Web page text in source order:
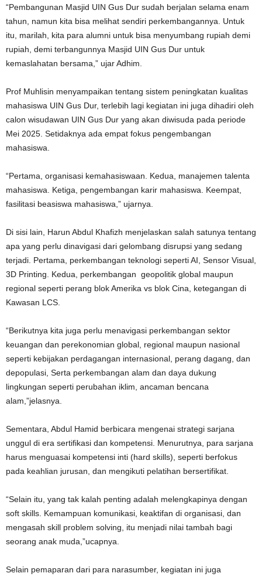
“Pembangunan Masjid UIN Gus Dur sudah berjalan selama enam
tahun, namun kita bisa melihat sendiri perkembangannya. Untuk
itu, marilah, kita para alumni untuk bisa menyumbang rupiah demi
rupiah, demi terbangunnya Masjid UIN Gus Dur untuk
kemaslahatan bersama,” ujar Adhim.
Prof Muhlisin menyampaikan tentang sistem peningkatan kualitas
mahasiswa UIN Gus Dur, terlebih lagi kegiatan ini juga dihadiri oleh
calon wisudawan UIN Gus Dur yang akan diwisuda pada periode
Mei 2025. Setidaknya ada empat fokus pengembangan
mahasiswa.
“Pertama, organisasi kemahasiswaan. Kedua, manajemen talenta
mahasiswa. Ketiga, pengembangan karir mahasiswa. Keempat,
fasilitasi beasiswa mahasiswa,” ujarnya.
Di sisi lain, Harun Abdul Khafizh menjelaskan salah satunya tentang
apa yang perlu dinavigasi dari gelombang disrupsi yang sedang
terjadi. Pertama, perkembangan teknologi seperti AI, Sensor Visual,
3D Printing. Kedua, perkembangan geopolitik global maupun
regional seperti perang blok Amerika vs blok Cina, ketegangan di
Kawasan LCS.
“Berikutnya kita juga perlu menavigasi perkembangan sektor
keuangan dan perekonomian global, regional maupun nasional
seperti kebijakan perdagangan internasional, perang dagang, dan
depopulasi, Serta perkembangan alam dan daya dukung
lingkungan seperti perubahan iklim, ancaman bencana
alam,”jelasnya.
Sementara, Abdul Hamid berbicara mengenai strategi sarjana
unggul di era sertifikasi dan kompetensi. Menurutnya, para sarjana
harus menguasai kompetensi inti (hard skills), seperti berfokus
pada keahlian jurusan, dan mengikuti pelatihan bersertifikat.
“Selain itu, yang tak kalah penting adalah melengkapinya dengan
soft skills. Kemampuan komunikasi, keaktifan di organisasi, dan
mengasah skill problem solving, itu menjadi nilai tambah bagi
seorang anak muda,”ucapnya.
Selain pemaparan dari para narasumber, kegiatan ini juga